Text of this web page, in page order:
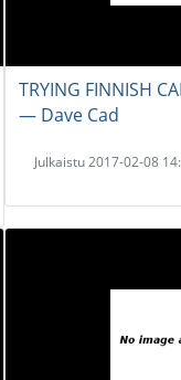
TRYING FINNISH
― Dave Cad
Julkaistu 2017-02-08